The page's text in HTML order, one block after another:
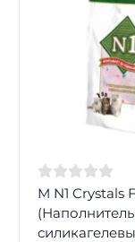
М N1 Crystals